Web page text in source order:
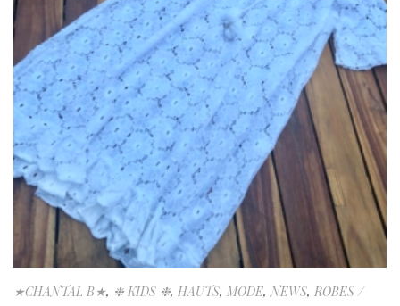
★CHANTAL B★, ❉ KIDS ❉, HAUTS, MODE,NEWS, ROBES /